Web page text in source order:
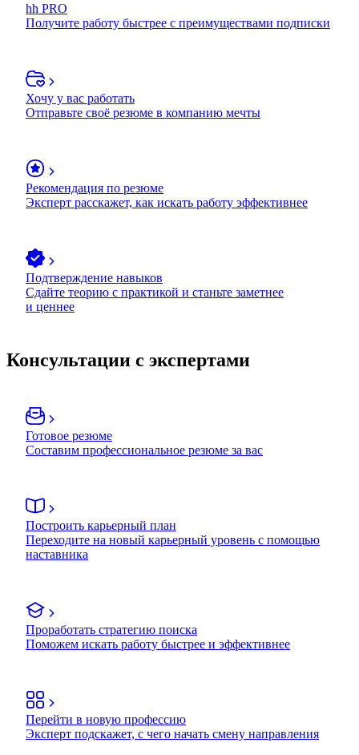
hh PRO
Получите работу быстрее с преимуществами подписки
Хочу у вас работать
Отправьте своё резюме в компанию мечты
Рекомендация по резюме
Эксперт расскажет, как искать работу эффективнее
Подтверждение навыков
Сдайте теорию с практикой и станьте заметнее
и ценнее
Консультации с экспертами
Готовое резюме
Составим профессиональное резюме за вас
Построить карьерный план
Переходите на новый карьерный уровень с помощью
наставника
Проработать стратегию поиска
Поможем искать работу быстрее и эффективнее
Перейти в новую профессию
Эксперт подскажет, с чего начать смену направления